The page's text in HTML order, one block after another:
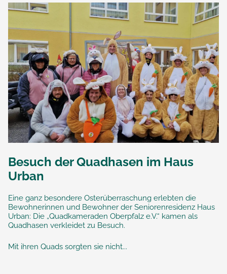
Besuch der Quadhasen im Haus
Urban
Eine ganz besondere Osterüberraschung erlebten die
Bewohnerinnen und Bewohner der Seniorenresidenz Haus
Urban: Die „Quadkameraden Oberpfalz e.V.“ kamen als
Quadhasen verkleidet zu Besuch.
Mit ihren Quads sorgten sie nicht...